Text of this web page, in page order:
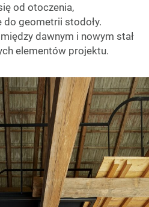
od otoczenia,
do geometrii stodoły.
dawnym i nowym stał
elementów projektu.